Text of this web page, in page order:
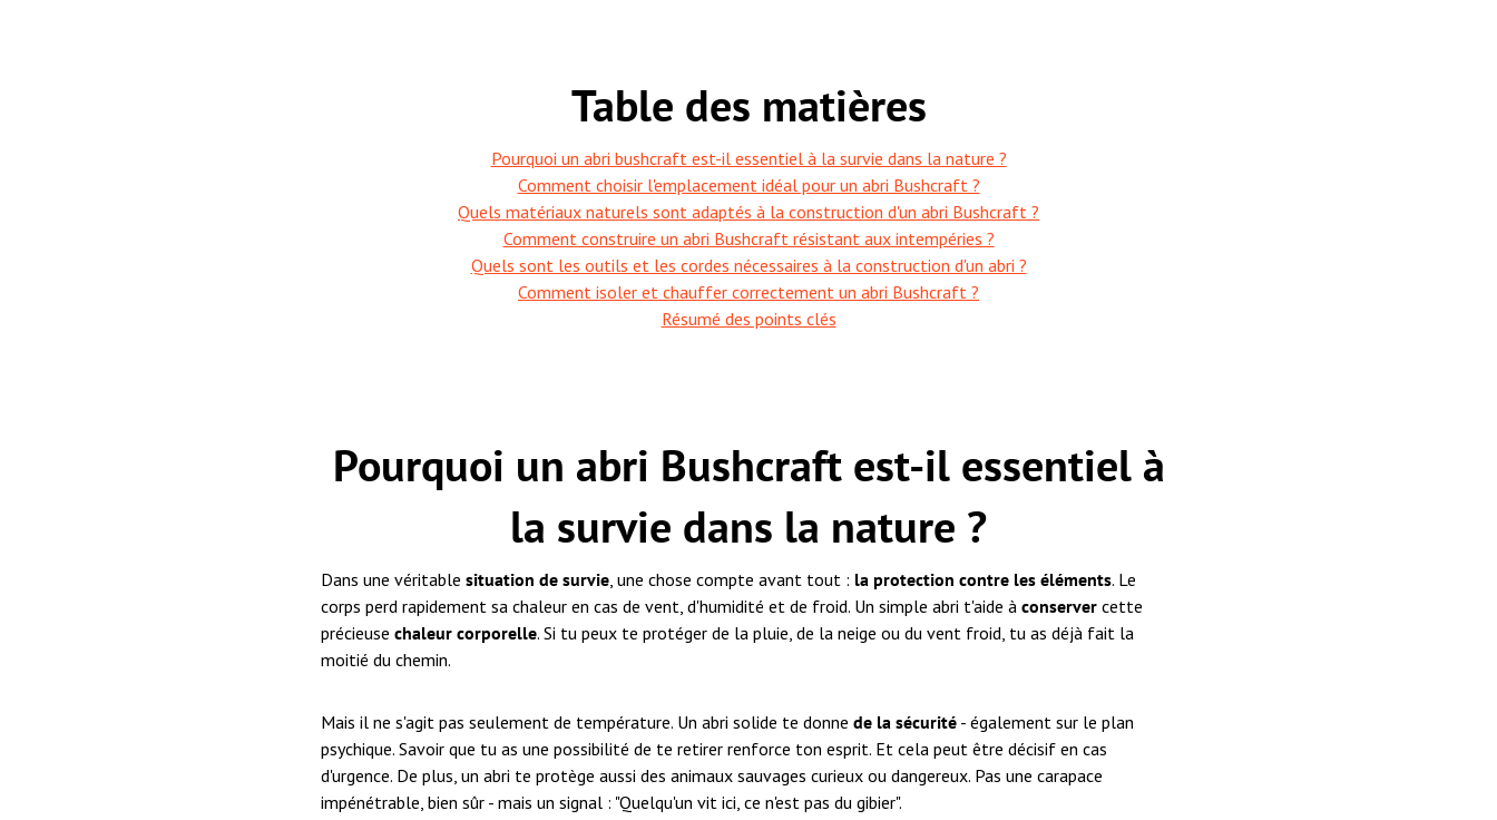
Table des matières
Pourquoi un abri bushcraft est-il essentiel à la survie dans la nature ?
Comment choisir l'emplacement idéal pour un abri Bushcraft ?
Quels matériaux naturels sont adaptés à la construction d'un abri Bushcraft ?
Comment construire un abri Bushcraft résistant aux intempéries ?
Quels sont les outils et les cordes nécessaires à la construction d'un abri ?
Comment isoler et chauffer correctement un abri Bushcraft ?
Résumé des points clés
Pourquoi un abri Bushcraft est-il essentiel à
la survie dans la nature ?
Dans une véritable situation de survie , une chose compte avant tout : la protection contre les éléments. Le
corps perd rapidement sa chaleur en cas de vent, d'humidité et de froid. Un simple abri t'aide à conserver cette
précieuse chaleur corporelle. Si tu peux te protéger de la pluie, de la neige ou du vent froid, tu as déjà fait la
moitié du chemin.
Mais il ne s'agit pas seulement de température. Un abri solide te donne de la sécurité - également sur le plan
psychique. Savoir que tu as une possibilité de te retirer renforce ton esprit. Et cela peut être décisif en cas
d'urgence. De plus, un abri te protège aussi des animaux sauvages curieux ou dangereux. Pas une carapace
impénétrable, bien sûr - mais un signal : "Quelqu'un vit ici, ce n'est pas du gibier".